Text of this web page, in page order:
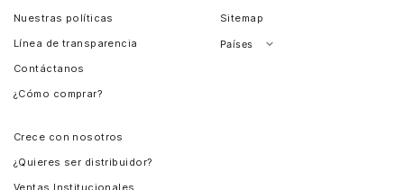
Nuestras políticas
Línea de transparencia
Contáctanos
¿Cómo comprar?
Sitemap
Países
Crece con nosotros
¿Quieres ser distribuidor?
Ventas Institucionales